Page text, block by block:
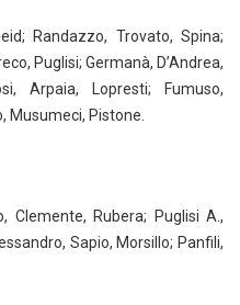
Randazzo, Trovato, Spina;
Puglisi; Germanà, D’Andrea,
Arpaia, Lopresti; Fumuso,
Musumeci, Pistone.
Clemente, Rubera; Puglisi A.,
Sapio, Morsillo; Panfili,